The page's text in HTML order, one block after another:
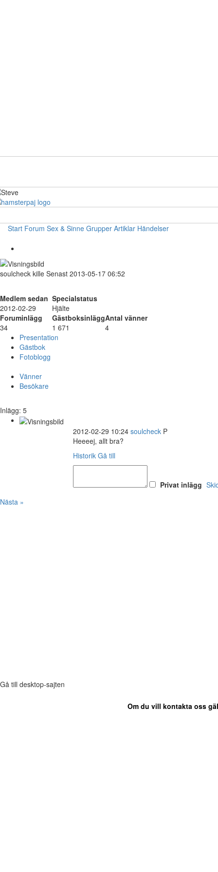
Start Forum Sex & Sinne Grupper Artiklar Händelser
soulcheck kille Senast 2013-05-17 06:52
Medlem sedan Specialstatus
2012-02-29
Hjälte
Foruminlägg
GästboksinläggAntal vänner
34
1 671
4
Presentation
Gästbok
Fotoblogg
Vänner
Besökare
Inlägg: 5
2012-02-29 10:24 soulcheck P
Heeeej, allt bra?
Historik Gå till
Privat inlägg
Nästa »
Gå till desktop-sajten
Om du vill kontakta oss